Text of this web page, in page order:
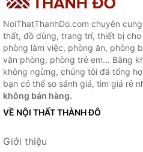
NoiThatThanhDo.com chuyên
thất, đồ dùng, trang trí, thiết bị
phòng làm việc, phòng ăn, phòng
văn phòng, phòng trẻ em... Bằng
không ngừng, chúng tôi đã tổng
bạn có thể so sánh giá, tìm giá rẻ
không bán hàng.
VỀ NỘI THẤT THÀNH ĐÔ
Giới thiệu